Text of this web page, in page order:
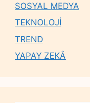
SOSYAL MEDYA
TEKNOLOJİ
TREND
YAPAY ZEKÂ